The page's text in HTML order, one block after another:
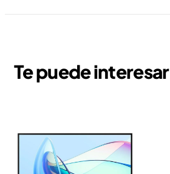
Te puede interesar